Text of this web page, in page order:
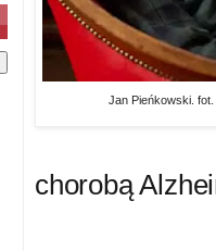
Jan Pieńkowski. fot.
chorobą